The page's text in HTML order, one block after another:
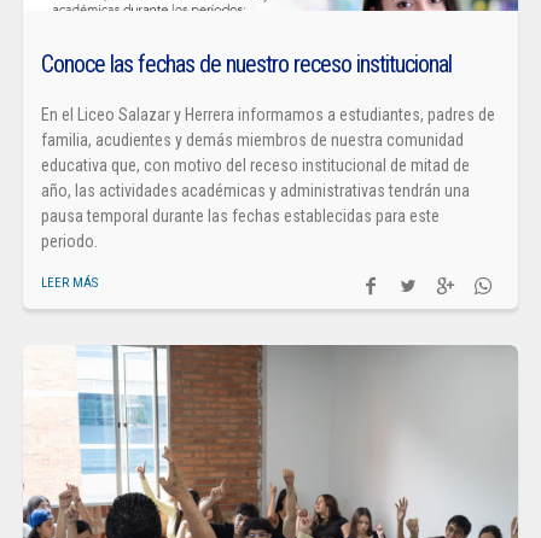
Conoce las fechas de nuestro receso institucional
En el Liceo Salazar y Herrera informamos a estudiantes, padres de
familia, acudientes y demás miembros de nuestra comunidad
educativa que, con motivo del receso institucional de mitad de
año, las actividades académicas y administrativas tendrán una
pausa temporal durante las fechas establecidas para este
periodo.
LEER MÁS